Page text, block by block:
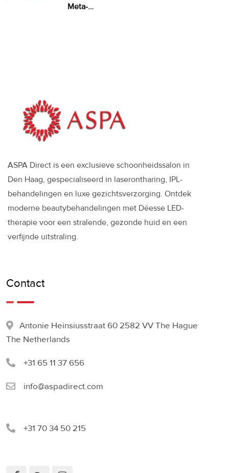
Meta-
ASPA Direct is een exclusieve schoonheidssalon in
Den Haag, gespecialiseerd in laserontharing, IPL-
behandelingen en luxe gezichtsverzorging. Ontdek
moderne beautybehandelingen met Déesse LED-
therapie voor een stralende, gezonde huid en een
verfijnde uitstraling.
Contact
Antonie Heinsiusstraat 60 2582 VV The Hague
The Netherlands
+31 65 11 37 656
info@aspadirect.com
+31 70 34 50 215